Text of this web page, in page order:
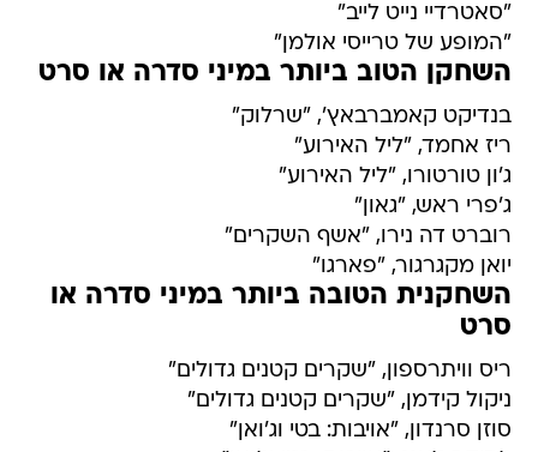
"סאטרדיי נייט לייב"
"המופע של טרייסי אולמן"
השחקן הטוב ביותר במיני סדרה או סרט
בנדיקט קאמברבאץ', "שרלוק"
ריז אחמד, "ליל האירוע"
ג'ון טורטורו, "ליל האירוע"
ג'פרי ראש, "גאון"
רוברט דה נירו, "אשף השקרים"
יואן מקגרגור, "פארגו"
השחקנית הטובה ביותר במיני סדרה או
סרט
ריס וויתרספון, "שקרים קטנים גדולים"
ניקול קידמן, "שקרים קטנים גדולים"
סוזן סרנדון, "אויבות: בטי וג'ואן"